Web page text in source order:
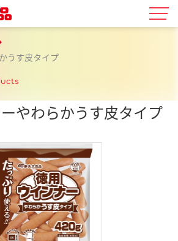
うす皮タイプ
やわらかうす皮タイプ